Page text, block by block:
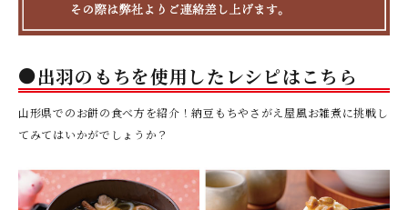
●出羽のもちを使用したレシピはこちら
山形県でのお餅の食べ方を紹介！納豆もちやさがえ屋風お雑煮に挑戦し
てみてはいかがでしょうか？